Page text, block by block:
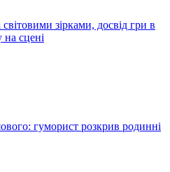
зірками, досвід гри в
на сцені
гуморист розкрив родинні